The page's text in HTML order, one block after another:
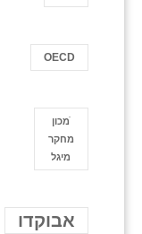
OECD
ֿמכון
מחקר
מיגל
אבוקדו